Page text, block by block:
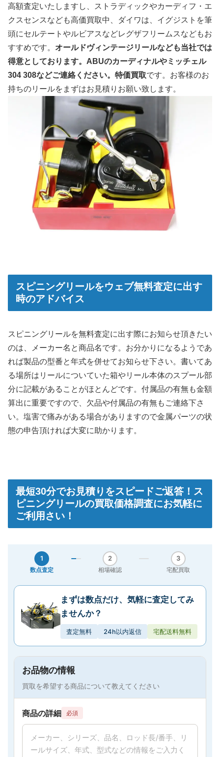
高額査定いたしますし、ストラディックやカーディフ・エ
クスセンスなども高価買取中、ダイワは、イグジストを筆
頭にセルテートやルビアスなどレグザフリームスなどもお
すすめです。 オールドヴィンテージリールなども当社では
得意としております。ABUのカーディナルやミッチェル
304 308などご連絡ください。特価買取です。お客様のお
持ちのリールをまずはお見積りお願い致します。
スピニングリールをウェブ無料査定に出す
時のアドバイス
ス ピニングリールを無料査定に出す際にお知らせ頂きたい
のは、メーカー名と商品名です。お分かりになるようであ
れば製品の型番と年式を併せてお知らせ下さい。書いてあ
る場所はリールについていた箱やリール本体のスプール部
分に記載があることがほとんどです。付属品の有無も金額
算出に重要ですので、欠品や付属品の有無もご連絡下さ
い。塩害で痛みがある場合がありますので金属パーツの状
態の申告頂ければ大変に助かります。
最短30分でお見積りをスピードご返答！ス
ピニングリールの買取価格調査にお気軽に
ご利用さい！
1
数点査定
2
相場確認
3
宅配買取
まずは数点だけ、気軽に査定してみ
ませんか？
査定無料 24h以内返信 宅配送料無料
お品物の情報
買取を希望する商品について教えてください
商品の詳細 必須